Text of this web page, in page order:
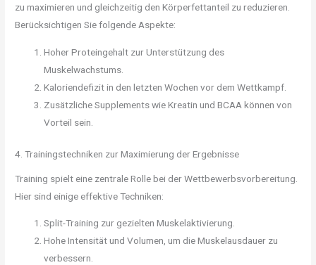
zu maximieren und gleichzeitig den Körperfettanteil zu reduzieren.
Berücksichtigen Sie folgende Aspekte:
Hoher Proteingehalt zur Unterstützung des
Muskelwachstums.
Kaloriendefizit in den letzten Wochen vor dem Wettkampf.
Zusätzliche Supplements wie Kreatin und BCAA können von
Vorteil sein.
4. Trainingstechniken zur Maximierung der Ergebnisse
Training spielt eine zentrale Rolle bei der Wettbewerbsvorbereitung.
Hier sind einige effektive Techniken:
Split-Training zur gezielten Muskelaktivierung.
Hohe Intensität und Volumen, um die Muskelausdauer zu
verbessern.